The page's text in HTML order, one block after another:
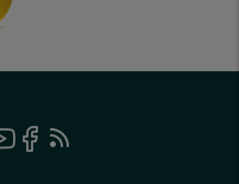
Facebook
Aquest
enllaç
Feed
Aquest